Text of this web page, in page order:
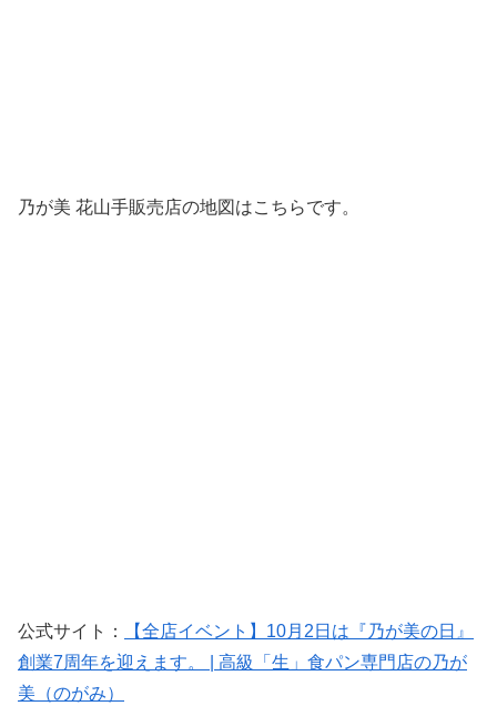
乃が美 花山手販売店の地図はこちらです。
公式サイト：
【全店イベント】10月2日は『乃が美の日』
創業7周年を迎えます。 | 高級「生」食パン専門店の乃が
美（のがみ）